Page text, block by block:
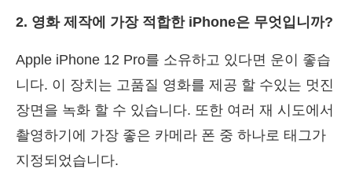
2. 영화 제작에 가장 적합한 iPhone은 무엇입니까?
Apple iPhone 12 Pro를 소유하고 있다면 운이 좋습
니다. 이 장치는 고품질 영화를 제공 할 수있는 멋진
장면을 녹화 할 수 있습니다. 또한 여러 재 시도에서
촬영하기에 가장 좋은 카메라 폰 중 하나로 태그가
지정되었습니다.